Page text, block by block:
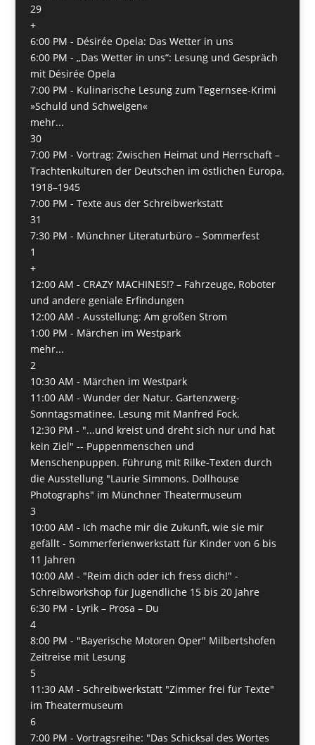
29
+
6:00 PM - Désirée Opela: Das Wetter in uns
6:00 PM - „Das Wetter in uns“: Lesung und Gespräch
mit Désirée Opela
7:00 PM - Kulinarische Lesung zum Tegernsee-Krimi
»Schuld und Schweigen«
mehr...
30
7:00 PM - Vortrag: Zwischen Heimat und Herrschaft –
Trachtenkulturen der Deutschen im östlichen Europa,
1918–1945
7:00 PM - Texte aus der Schreibwerkstatt
31
7:30 PM - Münchner Literaturbüro – Sommerfest
1
+
12:00 AM - CRAZY MACHINES!? – Fahrzeuge, Roboter
und andere geniale Erfindungen
12:00 AM - Ausstellung: Am großen Strom
1:00 PM - Märchen im Westpark
mehr...
2
10:30 AM - Märchen im Westpark
11:00 AM - Wunder der Natur. Gartenzwerg-
Sonntagsmatinee. Lesung mit Manfred Fock.
12:30 PM - "...und kreist und dreht sich nur und hat
kein Ziel" -- Puppenmenschen und
Menschenpuppen. Führung mit Rilke-Texten durch
die Ausstellung "Laurie Simmons. Dollhouse
Photographs" im Münchner Theatermuseum
3
10:00 AM - Ich mache mir die Zukunft, wie sie mir
gefällt - Sommerferienwerkstatt für Kinder von 6 bis
11 Jahren
10:00 AM - "Reim dich oder ich fress dich!" -
Schreibworkshop für Jugendliche 15 bis 20 Jahre
6:30 PM - Lyrik – Prosa – Du
4
8:00 PM - "Bayerische Motoren Oper" Milbertshofen
Zeitreise mit Lesung
5
11:30 AM - Schreibwerkstatt "Zimmer frei für Texte"
im Theatermuseum
6
7:00 PM - Vortragsreihe: "Das Schicksal des Wortes